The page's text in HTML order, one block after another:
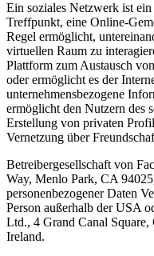
Ein soziales Netzwerk ist
Treffpunkt, eine Online-
Regel ermöglicht,
virtuellen Raum zu
Plattform zum Austausch
oder ermöglicht es der
unternehmensbezogene
ermöglicht den Nutzern des
Erstellung von privaten
Vernetzung über
Betreibergesellschaft von
Way, Menlo Park, CA
personenbezogener Daten
Person außerhalb der USA
Ltd., 4 Grand Canal
Ireland.